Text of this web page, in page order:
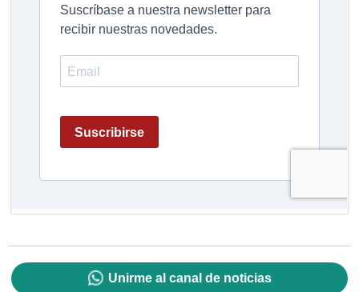
Unirme al canal de noticias